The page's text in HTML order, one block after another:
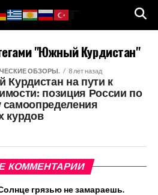
"Южный Курдистан"
ОБЗОРЫ. 8 лет назад
Курдистан на пути к
позиция России по
самоопределения
курдов
КОММЕНТАРИИ
грязью не замараешь.